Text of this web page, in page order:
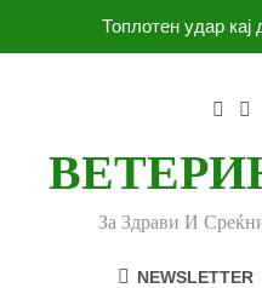
Топлотен удар
Стоматолошко
За Здрави И
NEWSLETTER